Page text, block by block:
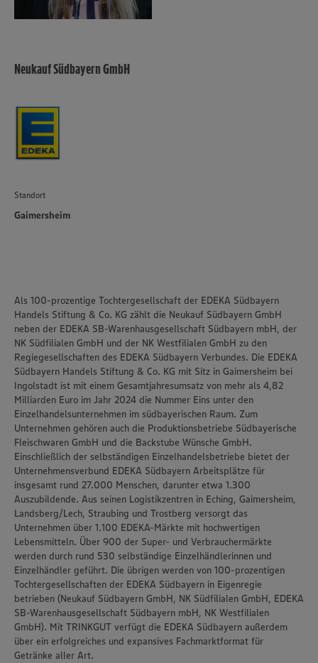
Neukauf Südbayern GmbH
Standort
Gaimersheim
Als 100-prozentige Tochtergesellschaft der EDEKA Südbayern
Handels Stiftung & Co. KG zählt die Neukauf Südbayern GmbH
neben der EDEKA SB-Warenhausgesellschaft Südbayern mbH, der
NK Südfilialen GmbH und der NK Westfilialen GmbH zu den
Regiegesellschaften des EDEKA Südbayern Verbundes. Die EDEKA
Südbayern Handels Stiftung & Co. KG mit Sitz in Gaimersheim bei
Ingolstadt ist mit einem Gesamtjahresumsatz von mehr als 4,82
Milliarden Euro im Jahr 2024 die Nummer Eins unter den
Einzelhandelsunternehmen im südbayerischen Raum. Zum
Unternehmen gehören auch die Produktionsbetriebe Südbayerische
Fleischwaren GmbH und die Backstube Wünsche GmbH.
Einschließlich der selbständigen Einzelhandelsbetriebe bietet der
Unternehmensverbund EDEKA Südbayern Arbeitsplätze für
insgesamt rund 27.000 Menschen, darunter etwa 1.300
Auszubildende. Aus seinen Logistikzentren in Eching, Gaimersheim,
Landsberg/Lech, Straubing und Trostberg versorgt das
Unternehmen über 1.100 EDEKA-Märkte mit hochwertigen
Lebensmitteln. Über 900 der Super- und Verbrauchermärkte
werden durch rund 530 selbständige Einzelhändlerinnen und
Einzelhändler geführt. Die übrigen werden von 100-prozentigen
Tochtergesellschaften der EDEKA Südbayern in Eigenregie
betrieben (Neukauf Südbayern GmbH, NK Südfilialen GmbH, EDEKA
SB-Warenhausgesellschaft Südbayern mbH, NK Westfilialen
GmbH). Mit TRINKGUT verfügt die EDEKA Südbayern außerdem
über ein erfolgreiches und expansives Fachmarktformat für
Getränke aller Art.